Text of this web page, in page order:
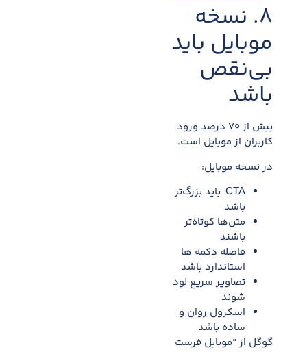
۸. نسخه
موبایل باید
بی‌نقص
باشد
بیش از ۷۰ درصد ورود
کاربران از موبایل است.
در نسخه موبایل:
CTA باید بزرگ‌تر
باشد
متن‌ها کوتاه‌تر
باشند
فاصله دکمه ها
استاندارد باشد
تصاویر سریع لود
شوند
اسکرول روان و
ساده باشد
گوگل از “موبایل فرست